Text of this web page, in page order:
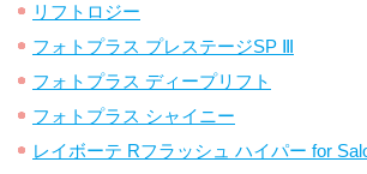
リフトロジー
フォトプラス プレステージSP Ⅲ
フォトプラス ディープリフト
フォトプラス シャイニー
レイボーテ Rフラッシュ ハイパー for